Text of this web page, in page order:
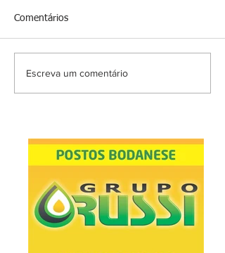
Comentários
Escreva um comentário